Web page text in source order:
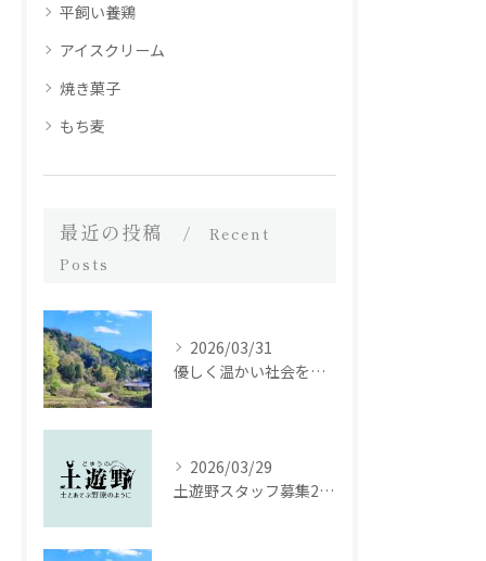
平飼い養鶏
アイスクリーム
焼き菓子
もち麦
最近の投稿
Recent
Posts
2026/03/31
優しく温かい社会を繋ぐために｜土遊野通信 vol.53（2025年12月号）
2026/03/29
土遊野スタッフ募集2026｜里山の農場で、いのちを届ける仕事をしませんか。